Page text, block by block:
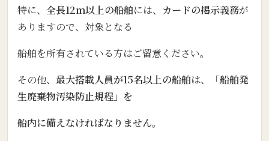
特に、 全長12ｍ以上の船舶には、 カードの掲示義務が
ありますので、対象となる
船舶を所有されている方はご留意ください。
その他、 最大搭載人員が15名以上の船舶は、
「船舶発
生廃棄物汚染防止規程」を
船内に備えなければなりません。